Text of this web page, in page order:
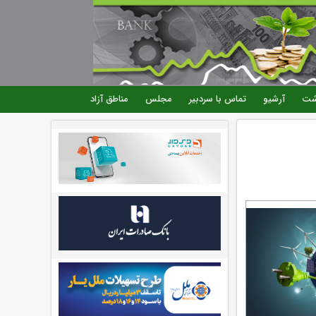
آرشیو تماس با سردبیر مجلس مناطق آزاد